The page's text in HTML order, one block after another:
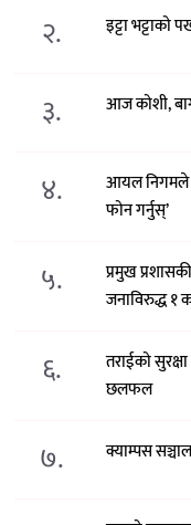
२. इट्टा भट्टाको
३. आज कोशी,
४.
आयल निगमले
फोन गर्नुस्’
५.
प्रमुख
जनाविरुद्ध १
६.
तराईको
छलफल
७. क्याम्पस